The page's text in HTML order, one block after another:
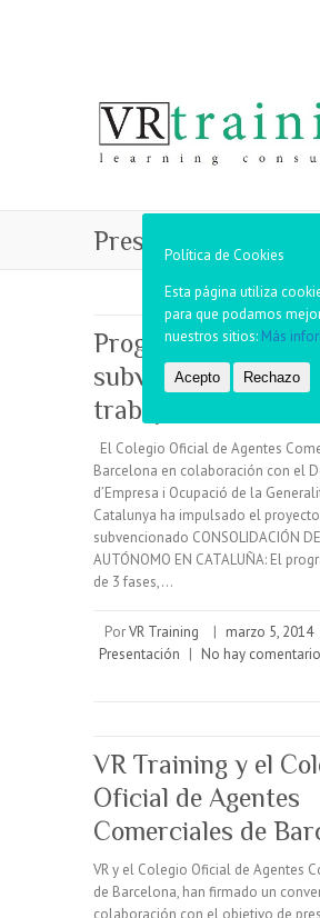
Presentación
Programa 100%
subvencionado para
trabajadores
El Colegio Oficial de Agentes
Barcelona en colaboración con el
d’Empresa i Ocupació de la
Catalunya ha impulsado el
subvencionado CONSOLIDACIÓN
AUTÓNOMO EN CATALUÑA: El
de 3 fases,…
PorVR Training marzo 5, 2014
Presentación
No hay
VR Training y el
Oficial de Agentes
Comerciales de
VR y el Colegio Oficial de Agentes
de Barcelona, han firmado un
Política de Cookies
Esta página utiliza
para que podamos
nuestros sitios: Más
Acepto Rechazo